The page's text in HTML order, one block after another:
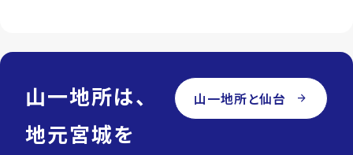
山一地所は、
地元宮城を
山一地所と仙台 arrow_forward